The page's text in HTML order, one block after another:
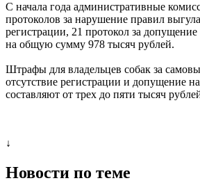
С начала года административные
протоколов за нарушение правил
регистрации, 21 протокол за
на общую сумму 978 тысяч рублей.
Штрафы для владельцев собак за
отсутствие регистрации и допущение
составляют от трех до пяти тысяч
↓
Новости по теме